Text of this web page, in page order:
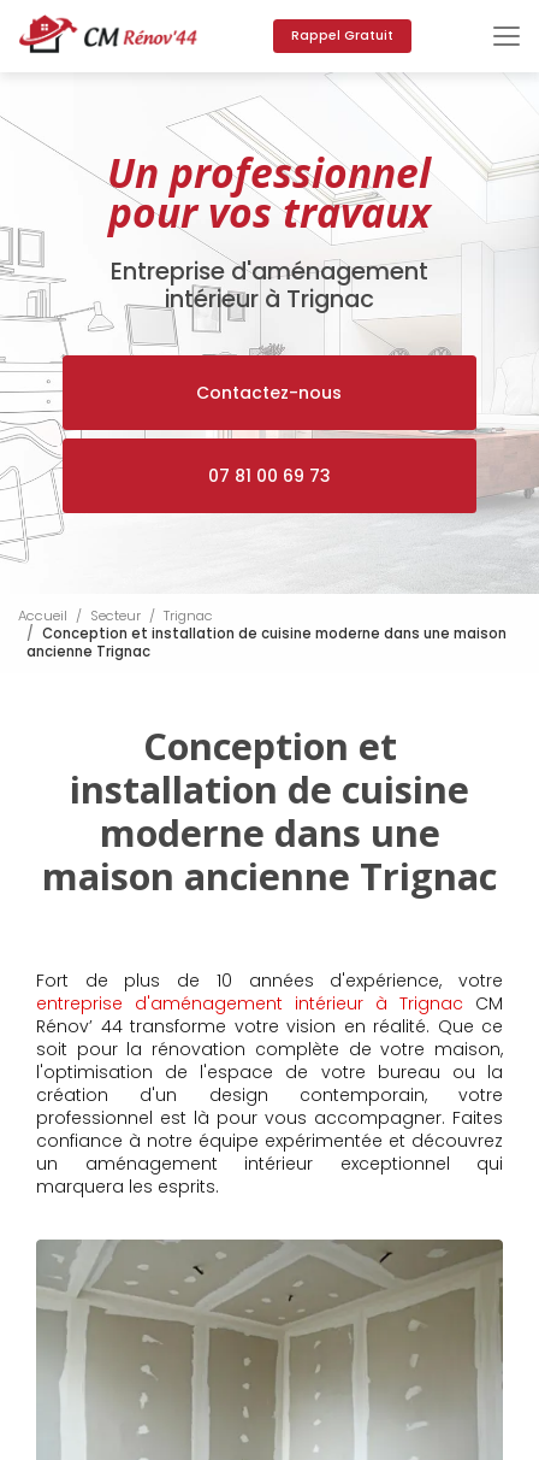
au
contenu
principal
Rappel Gratuit
Un professionnel
pour vos travaux
Entreprise d'aménagement
intérieur à Trignac
Contactez-nous
07 81 00 69 73
Accueil Secteur
Trignac
Conception et installation de cuisine moderne dans une maison
ancienne Trignac
Conception et
installation de cuisine
moderne dans une
maison ancienne Trignac
Fort de plus de 10 années d'expérience, votre
entreprise d'aménagement intérieur à Trignac CM
Rénov’ 44 transforme votre vision en réalité. Que ce
soit pour la rénovation complète de votre maison,
l'optimisation de l'espace de votre bureau ou la
création d'un design contemporain, votre
professionnel est là pour vous accompagner. Faites
confiance à notre équipe expérimentée et découvrez
un aménagement intérieur exceptionnel qui
marquera les esprits.